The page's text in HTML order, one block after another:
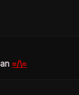
=/\=